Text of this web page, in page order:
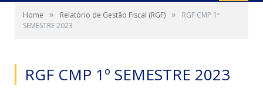
Home » Relatório de Gestão Fiscal (RGF) »
RGF CMP 1º
SEMESTRE 2023
RGF CMP 1º SEMESTRE 2023